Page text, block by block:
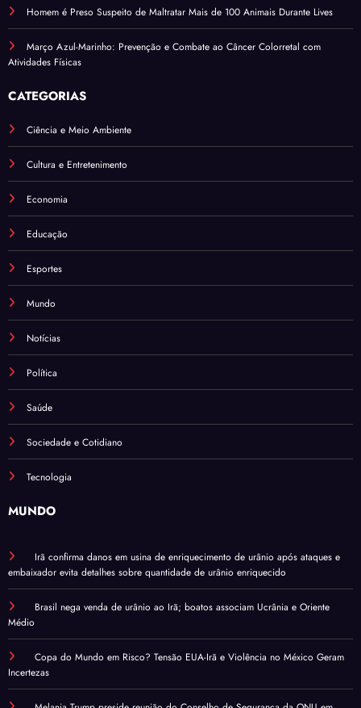
Homem é Preso Suspeito de Maltratar Mais de 100 Animais Durante Lives
Março Azul-Marinho: Prevenção e Combate ao Câncer Colorretal com
Atividades Físicas
CATEGORIAS
Ciência e Meio Ambiente
Cultura e Entretenimento
Economia
Educação
Esportes
Mundo
Notícias
Política
Saúde
Sociedade e Cotidiano
Tecnologia
MUNDO
Irã confirma danos em usina de enriquecimento de urânio após ataques e
embaixador evita detalhes sobre quantidade de urânio enriquecido
Brasil nega venda de urânio ao Irã; boatos associam Ucrânia e Oriente
Médio
Copa do Mundo em Risco? Tensão EUA-Irã e Violência no México Geram
Incertezas